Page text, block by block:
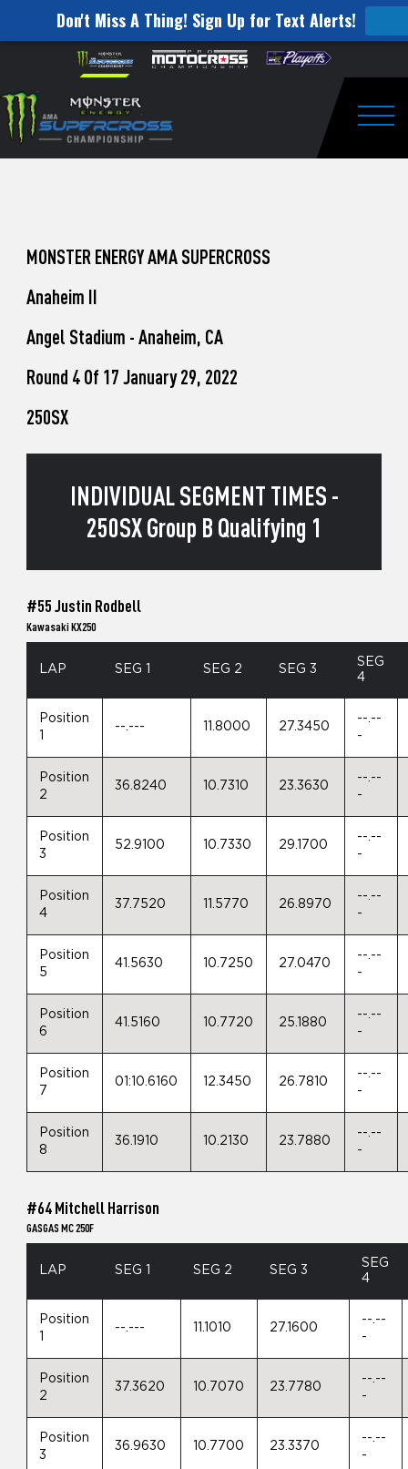
Don't Miss A Thing! Sign Up for Text Alerts!
website
includes
an
accessibility
Skip to content
to
Watch
Pro
Unadilla
MONSTER ENERGY AMA SUPERCROSS
Anaheim II
Angel Stadium - Anaheim, CA
Round 4 Of 17 January 29, 2022
250SX
INDIVIDUAL SEGMENT TIMES -
250SX Group B Qualifying 1
#55 Justin Rodbell
Kawasaki KX250
LAP SEG 1 SEG 2 SEG 3
SEG
4
Position
1
--.--- 11.8000 27.3450
--.--
-
Position
2
36.8240 10.7310 23.3630
--.--
-
Position
3
52.9100 10.7330 29.1700
--.--
-
Position
4
37.7520 11.5770 26.8970
--.--
-
Position
5
41.5630 10.7250 27.0470
--.--
-
Position
6
41.5160 10.7720 25.1880
--.--
-
Position
7
01:10.6160 12.3450 26.7810
--.--
-
Position
8
36.1910 10.2130 23.7880
--.--
-
#64 Mitchell Harrison
GASGAS MC 250F
LAP SEG 1 SEG 2 SEG 3
SEG
4
Position
--.--- 11.1010 27.1600
--.--
-
Position
2
37.3620 10.7070 23.7780
--.--
-
Position
3
36.9630 10.7700 23.3370
--.--
-